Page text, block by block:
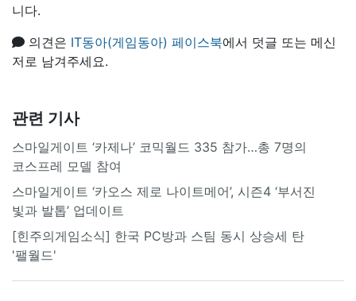
니다.
의견은 IT동아(게임동아) 페이스북에서 덧글 또는 메신
저로 남겨주세요.
관련 기사
스마일게이트 ‘카제나’ 코믹월드 335 참가…총 7명의
코스프레 모델 참여
스마일게이트 ‘카오스 제로 나이트메어’, 시즌4 ‘부서진
빛과 발톱’ 업데이트
[힌주의게임소식] 한국 PC방과 스팀 동시 상승세 탄
'팰월드'